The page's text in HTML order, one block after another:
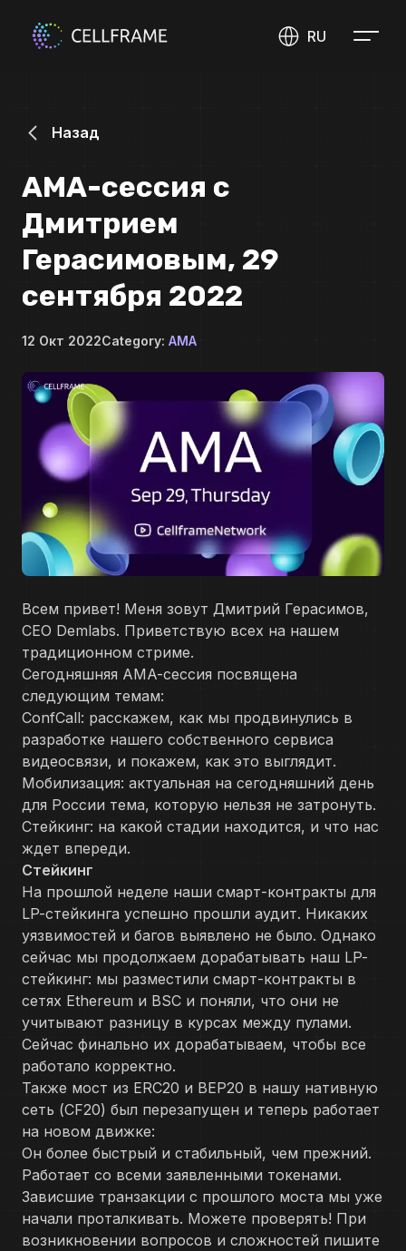
RU
Назад
АМА-сессия с
Дмитрием
Герасимовым, 29
сентября 2022
12 Окт 2022Category: AMA
Всем привет! Меня зовут Дмитрий Герасимов,
CEO Demlabs. Приветствую всех на нашем
традиционном стриме.
Сегодняшняя AMA-сессия посвящена
следующим темам:
ConfCall: расскажем, как мы продвинулись в
разработке нашего собственного сервиса
видеосвязи, и покажем, как это выглядит.
Мобилизация: актуальная на сегодняшний день
для России тема, которую нельзя не затронуть.
Стейкинг: на какой стадии находится, и что нас
ждет впереди.
Стейкинг
На прошлой неделе наши смарт-контракты для
LP-стейкинга успешно прошли аудит. Никаких
уязвимостей и багов выявлено не было. Однако
сейчас мы продолжаем дорабатывать наш LP-
стейкинг: мы разместили смарт-контракты в
сетях Ethereum и BSC и поняли, что они не
учитывают разницу в курсах между пулами.
Сейчас финально их дорабатываем, чтобы все
работало корректно.
Также мост из ERC20 и BEP20 в нашу нативную
сеть (CF20) был перезапущен и теперь работает
на новом движке:
Он более быстрый и стабильный, чем прежний.
Работает со всеми заявленными токенами.
Зависшие транзакции с прошлого моста мы уже
начали проталкивать. Можете проверять! При
возникновении вопросов и сложностей пишите